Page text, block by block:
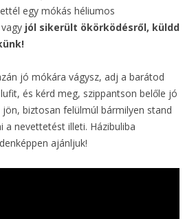
egy mókás héliumos
jól sikerült ökörködésről, küldd
jó mókára vágysz, adj a barátod
és kérd meg, szippantson belőle jó
biztosan felülmúl bármilyen stand
a nevettetést illeti. Házibuliba
ajánljuk!